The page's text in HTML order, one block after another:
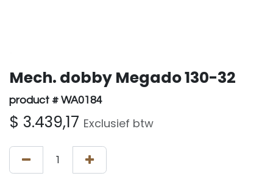
Mech. dobby Megado 130-32
product # WA0184
$ 3.439,17 Exclusief btw